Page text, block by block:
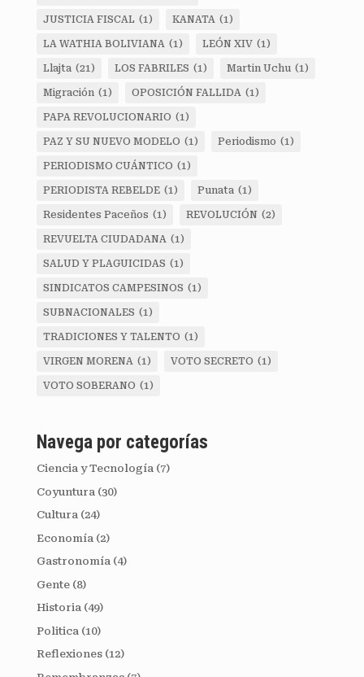
JUSTICIA FISCAL (1) KANATA (1)
LA WATHIA BOLIVIANA (1) LEÓN XIV (1)
Llajta (21) LOS FABRILES (1) Martin Uchu (1)
Migración (1) OPOSICIÓN FALLIDA (1)
PAPA REVOLUCIONARIO (1)
PAZ Y SU NUEVO MODELO (1) Periodismo (1)
PERIODISMO CUÁNTICO (1)
PERIODISTA REBELDE (1) Punata (1)
Residentes Paceños (1) REVOLUCIÓN (2)
REVUELTA CIUDADANA (1)
SALUD Y PLAGUICIDAS (1)
SINDICATOS CAMPESINOS (1)
SUBNACIONALES (1)
TRADICIONES Y TALENTO (1)
VIRGEN MORENA (1) VOTO SECRETO (1)
VOTO SOBERANO (1)
Navega por categorías
Ciencia y Tecnología(7)
Coyuntura (30)
Cultura(24)
Economía (2)
Gastronomía(4)
Gente(8)
Historia(49)
Politica (10)
Reflexiones(12)